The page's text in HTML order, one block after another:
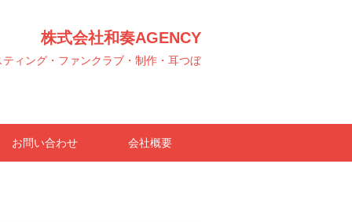
株式会社和奏AGENCY
ィング・ファンクラブ・制作・耳つぼ
お問い合わせ 会社概要